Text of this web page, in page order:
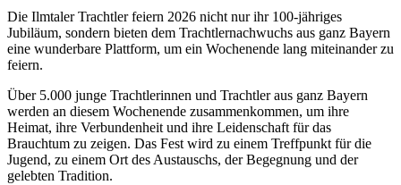
Die Ilmtaler Trachtler feiern 2026 nicht nur ihr 100-jähriges
Jubiläum, sondern bieten dem Trachtlernachwuchs aus ganz Bayern
eine wunderbare Plattform, um ein Wochenende lang miteinander zu
feiern.
Über 5.000 junge Trachtlerinnen und Trachtler aus ganz Bayern
werden an diesem Wochenende zusammenkommen, um ihre
Heimat, ihre Verbundenheit und ihre Leidenschaft für das
Brauchtum zu zeigen. Das Fest wird zu einem Treffpunkt für die
Jugend, zu einem Ort des Austauschs, der Begegnung und der
gelebten Tradition.